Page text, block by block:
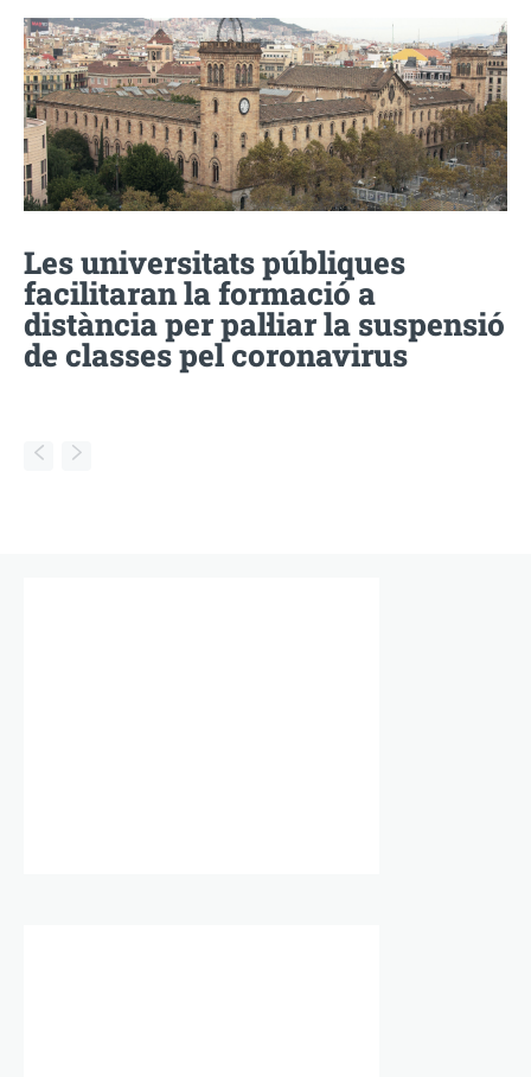
Les universitats públiques
facilitaran la formació a
distància per pal·liar la suspensió
de classes pel coronavirus